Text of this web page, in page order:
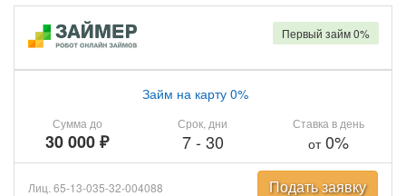
Сумма до
30 000 ₽
Займ на карту 0%
Срок, дни
7- 30
Ставка в день
от0%
Первый займ 0%
Лиц. 65-13-035-32-004088 Подать заявку